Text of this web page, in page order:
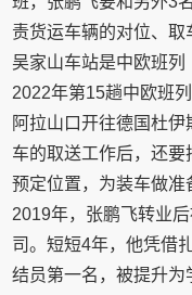
责货运车辆的对位、取
吴家山车站是中欧班列
2022年第15趟中欧班
阿拉山口开往德国杜
车的取送工作后，还
预定位置，为装车做准
2019年，张鹏飞转业
司。短短4年，他凭借
结员第一名，被提升为